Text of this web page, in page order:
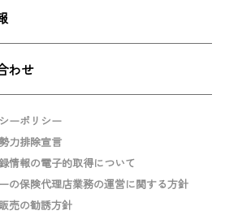
わせ
ーポリシー
力排除宣言
情報の電子的取得について
の保険代理店業務の運営に関する方針
売の勧誘方針